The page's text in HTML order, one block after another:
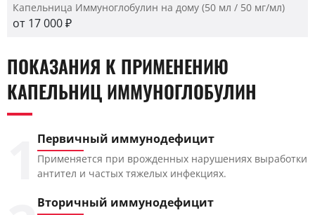
Капельница Иммуноглобулин на дому (50 мл / 50 мг/мл)
от 17 000 ₽
ПОКАЗАНИЯ К ПРИМЕНЕНИЮ
КАПЕЛЬНИЦ ИММУНОГЛОБУЛИН
Первичный иммунодефицит
Применяется при врожденных нарушениях выработки
антител и частых тяжелых инфекциях.
Вторичный иммунодефицит